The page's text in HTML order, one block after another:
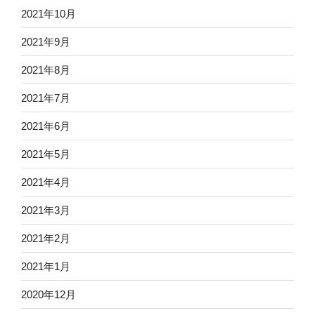
2021年10月
2021年9月
2021年8月
2021年7月
2021年6月
2021年5月
2021年4月
2021年3月
2021年2月
2021年1月
2020年12月